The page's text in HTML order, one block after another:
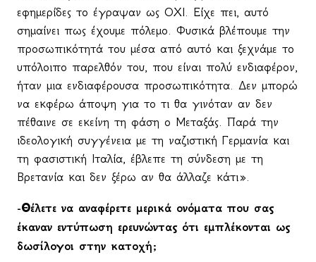
εφημερίδες το έγραψαν ως ΟΧΙ. Είχε πει, αυτό
σημαίνει πως έχουμε πόλεμο. Φυσικά βλέπουμε την
προσωπικότητά του μέσα από αυτό και ξεχνάμε το
υπόλοιπο παρελθόν του, που είναι πολύ ενδιαφέρον,
ήταν μια ενδιαφέρουσα προσωπικότητα. Δεν μπορώ
να εκφέρω άποψη για το τι θα γινόταν αν δεν
πέθαινε σε εκείνη τη φάση ο Μεταξάς. Παρά την
ιδεολογική συγγένεια με τη ναζιστική Γερμανία και
τη φασιστική Ιταλία, έβλεπε τη σύνδεση με τη
Βρετανία και δεν ξέρω αν θα άλλαζε κάτι».
-Θέλετε να αναφέρετε μερικά ονόματα που σας
έκαναν εντύπωση ερευνώντας ότι εμπλέκονται ως
δωσίλογοι στην κατοχή;